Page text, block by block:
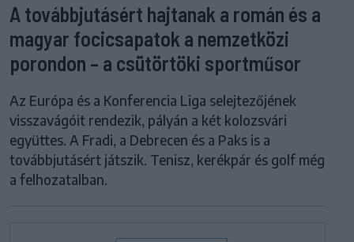
A továbbjutásért hajtanak a román és a
magyar focicsapatok a nemzetközi
porondon – a csütörtöki sportműsor
Az Európa és a Konferencia Liga selejtezőjének
visszavágóit rendezik, pályán a két kolozsvári
együttes. A Fradi, a Debrecen és a Paks is a
továbbjutásért játszik. Tenisz, kerékpár és golf még
a felhozatalban.